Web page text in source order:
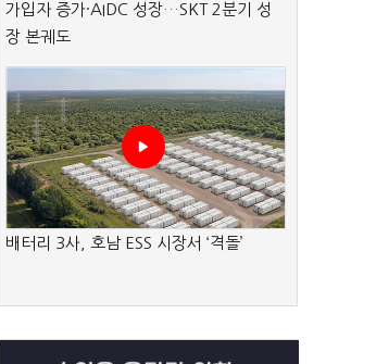
가입자 증가·AIDC 성장…SKT 2분기 성
장 본궤도
배터리 3사, 호남 ESS 시장서 ‘격돌’